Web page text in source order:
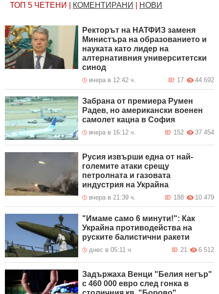
ТОП 5 ЧЕТЕНИ КОМЕНТИРАНИ НОВИ
Ректорът на НАТФИЗ заменя
Министъра на образованието и
науката като лидер на
алтернативния университетски
синод
вчера в 12:42 ч. 44 692
17
Забрана от премиера Румен
Радев, но американски военен
самолет кацна в София
вчера в 16:12 ч. 37 454
152
Русия извърши една от най-
големите атаки срещу
петролната и газовата
индустрия на Украйна
вчера в 21:39 ч. 10 479
188
"Имаме само 6 минути!": Как
Украйна противодейства на
руските балистични ракети
днес в 05:11 ч. 6 512
21
Задържаха Венци "Белия негър"
с 460 000 евро след гонка в